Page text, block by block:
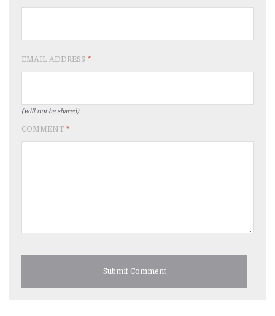
EMAIL ADDRESS *
(will not be shared)
COMMENT *